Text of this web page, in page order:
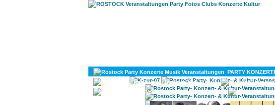
PARTY
KULTUR
DIVERSES